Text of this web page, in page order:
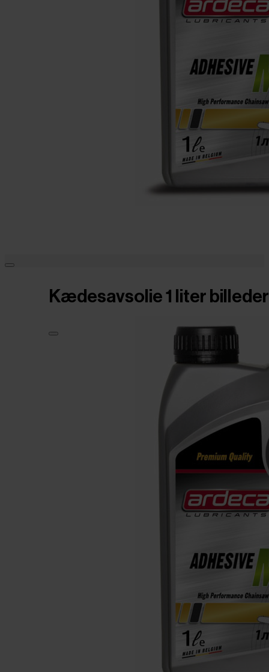
Kædesavsolie 1 liter billeder